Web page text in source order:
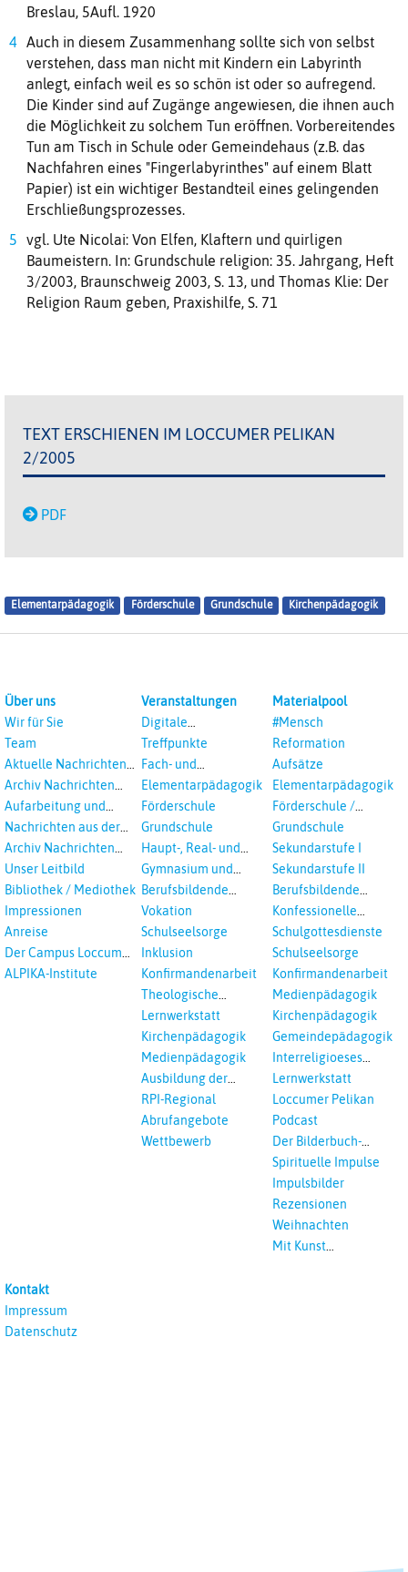
Breslau, 5Aufl. 1920
Auch in diesem Zusammenhang sollte sich von selbst
verstehen, dass man nicht mit Kindern ein Labyrinth
anlegt, einfach weil es so schön ist oder so aufregend.
Die Kinder sind auf Zugänge angewiesen, die ihnen auch
die Möglichkeit zu solchem Tun eröffnen. Vorbereitendes
Tun am Tisch in Schule oder Gemeindehaus (z.B. das
Nachfahren eines "Fingerlabyrinthes" auf einem Blatt
Papier) ist ein wichtiger Bestandteil eines gelingenden
Erschließungsprozesses.
vgl. Ute Nicolai: Von Elfen, Klaftern und quirligen
Baumeistern. In: Grundschule religion: 35. Jahrgang, Heft
3/2003, Braunschweig 2003, S. 13, und Thomas Klie: Der
Religion Raum geben, Praxishilfe, S. 71
TEXT ERSCHIENEN IM LOCCUMER PELIKAN
2/2005
PDF
Elementarpädagogik Förderschule Grundschule Kirchenpädagogik
Über uns
Wir für Sie
Team
Aktuelle Nachrichten
aus dem RPI
Archiv Nachrichten
aus dem RPI ab 2018
Aufarbeitung und
Prävention
Landeskirche und EKD
Nachrichten aus der
Landeskirche
Archiv Nachrichten
aus der Landeskirche
Unser Leitbild
Bibliothek / Mediothek
Impressionen
Anreise
Der Campus Loccum
und Loccumer
ALPIKA-Institute
Veranstaltungen
Digitale
Veranstaltungen
Treffpunkte
Fach- und
Studientagungen
Elementarpädagogik
Förderschule
Grundschule
Haupt-, Real- und
Oberschule
Gymnasium und
Gesamtschule
Berufsbildende
Schulen
Vokation
Schulseelsorge
Inklusion
Konfirmandenarbeit
Theologische
Fortbildungen,
Interreligöses Lernen
Lernwerkstatt
Kirchenpädagogik
Medienpädagogik
Ausbildung der
Vikar*innen
RPI-Regional
Abrufangebote
Wettbewerb
Materialpool
#Mensch
Reformation
Aufsätze
Elementarpädagogik
Förderschule /
Inklusion
Grundschule
Sekundarstufe I
Sekundarstufe II
Berufsbildende
Schulen
Konfessionelle
Kooperation
Schulgottesdienste
Schulseelsorge
Konfirmandenarbeit
Medienpädagogik
Kirchenpädagogik
Gemeindepädagogik
Interreligioeses
Lernen
Lernwerkstatt
Loccumer Pelikan
Podcast
Der Bilderbuch-
Podcast
Spirituelle Impulse
Impulsbilder
Rezensionen
Weihnachten
Mit Kunst
Kontakt
Impressum
Datenschutz